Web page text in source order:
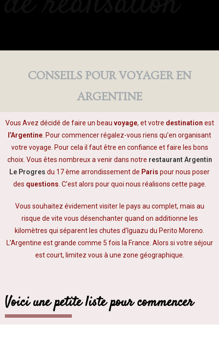
CONSEILS POUR VOYAGER EN
ARGENTINE
Vous Avez décidé de faire un beau voyage, et votre destination est
l’Argentine . Pour commencer régalez-vous riens qu’en organisant
votre voyage. Pour cela il faut être en confiance et faire les bons
choix. Vous êtes nombreux a venir dans notre restaurant Argentin
Le Progres du 17 ème arrondissement de Paris pour nous poser
des questions . C’est alors pour quoi nous réalisons cette page.
Vous souhaitez évidement visiter le pays au complet, mais au
risque de vite vous désenchanter quand on additionne les
kilomètres qui séparent les chutes d’Iguazu du Perito Moreno.
L’Argentine est grande comme 5 fois la France. Alors si votre séjour
est court, limitez vous à une zone géographique.
Voici une petite liste pour commencer